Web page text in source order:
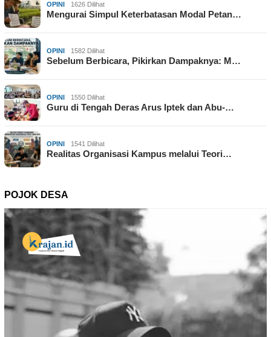
OPINI 1626 Dilihat
Mengurai Simpul Keterbatasan Modal Petan…
OPINI 1582 Dilihat
Sebelum Berbicara, Pikirkan Dampaknya: M…
OPINI 1550 Dilihat
Guru di Tengah Deras Arus Iptek dan Abu-…
OPINI 1541 Dilihat
Realitas Organisasi Kampus melalui Teori…
POJOK DESA